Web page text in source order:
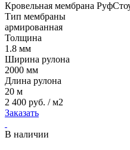
Кровельная мембрана
Тип мембраны
армированная
Толщина
1.8 мм
Ширина рулона
2000 мм
Длина рулона
20 м
2 400 руб. / м2
Заказать
В наличии